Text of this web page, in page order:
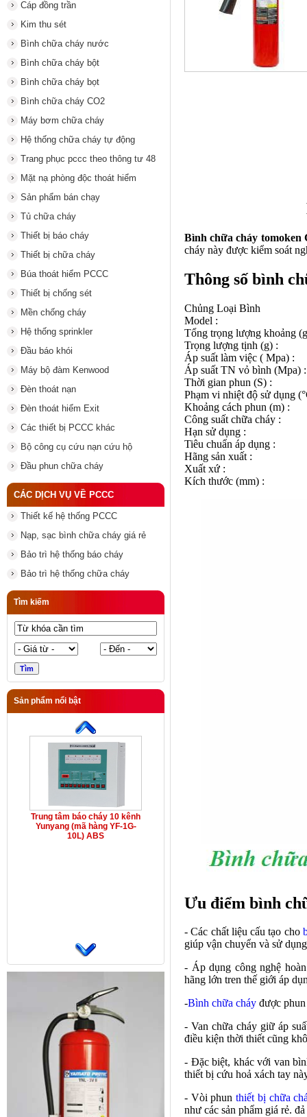
Cáp đồng trần
Kim thu sét
Bình chữa cháy nước
Bình chữa cháy bột
Bình chữa cháy bọt
Bình chữa cháy CO2
Máy bơm chữa cháy
Hệ thống chữa cháy tự động
Trang phục pccc theo thông tư 48
Mặt nạ phòng độc thoát hiểm
Sản phẩm bán chạy
Tủ chữa cháy
Thiết bị báo cháy
Thiết bị chữa cháy
Búa thoát hiểm PCCC
Thiết bị chống sét
Mền chống cháy
Hệ thống sprinkler
Đầu báo khói
Máy bộ đàm Kenwood
Đèn thoát nạn
Đèn thoát hiểm Exit
Các thiết bị PCCC khác
Bộ công cụ cứu nạn cứu hộ
Đầu phun chữa cháy
CÁC DỊCH VỤ VỀ PCCC
Thiết kế hệ thống PCCC
Nạp, sạc bình chữa cháy giá rẻ
Bảo trì hệ thống báo cháy
Bảo trì hệ thống chữa cháy
Tìm kiếm
Sản phẩm nổi bật
Trung tâm báo cháy 10 kênh
Yunyang (mã hàng YF-1G-
10L) ABS
Bình chữa cháy tomoken
cháy này được kiểm soát
Thông số bình
Chủng Loại
Model :
Tổng trọng lượng
Trọng lượng tịnh
Áp suất làm việc (
Áp suất TN vỏ bình
Thời gian phun
Phạm vi nhiệt độ sử
Khoảng cách
Công suất chữa
Hạn sử
Tiêu chuẩn áp
Hãng sản
Xuất xứ :
Kích thước
Ưu điểm bình
- Các chất liệu cấu tạo cho
giúp vận chuyển và sử
- Áp dụng công nghệ
hãng lớn tren thế giới áp
-Bình chữa cháy được
- Van chữa cháy giữ áp
điều kiện thời thiết cũng
- Đặc biệt, khác với van
thiết bị cứu hoả xách tay
- Vòi phunthiết bị chữa
như các sản phẩm giá rẻ.